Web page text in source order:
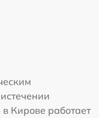
Кирове работает